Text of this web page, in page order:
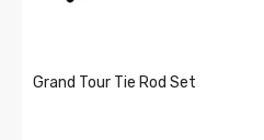
Grand Tour Tie Rod Set